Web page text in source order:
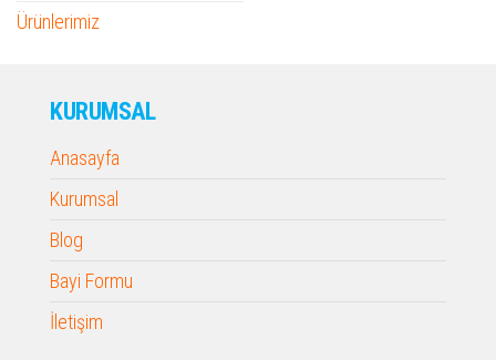
Ürünlerimiz
KURUMSAL
Anasayfa
Kurumsal
Blog
Bayi Formu
İletişim